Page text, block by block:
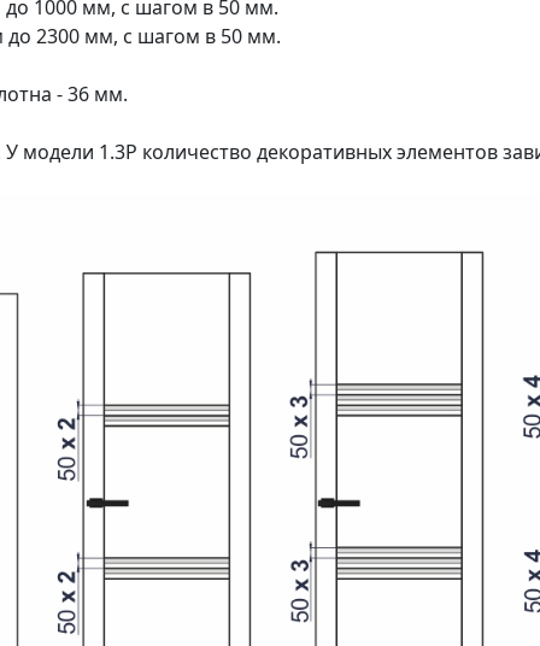
1000 мм, с шагом в 50 мм.
до 2300 мм, с шагом в 50 мм.
- 36 мм.
модели 1.3P количество декоративных элементов